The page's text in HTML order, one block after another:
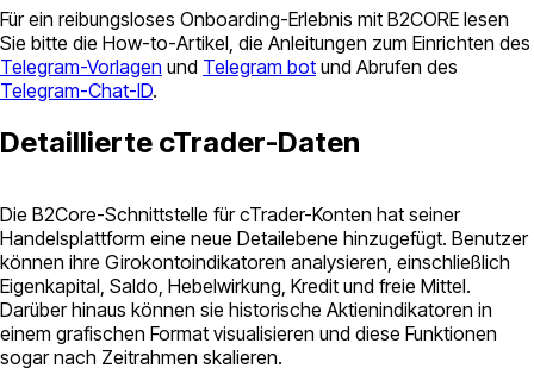
Für ein reibungsloses Onboarding-Erlebnis mit B2CORE lesen
Sie bitte die How-to-Artikel, die Anleitungen zum Einrichten des
Telegram-Vorlagen und Telegram bot und Abrufen des
Telegram-Chat-ID.
Detaillierte cTrader-Daten
Die B2Core-Schnittstelle für cTrader-Konten hat seiner
Handelsplattform eine neue Detailebene hinzugefügt. Benutzer
können ihre Girokontoindikatoren analysieren, einschließlich
Eigenkapital, Saldo, Hebelwirkung, Kredit und freie Mittel.
Darüber hinaus können sie historische Aktienindikatoren in
einem grafischen Format visualisieren und diese Funktionen
sogar nach Zeitrahmen skalieren.